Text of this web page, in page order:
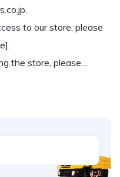
to our store, please
the store, please…